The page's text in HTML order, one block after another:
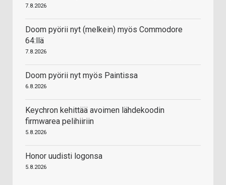
7.8.2026
Doom pyörii nyt (melkein) myös Commodore
64:llä
7.8.2026
Doom pyörii nyt myös Paintissa
6.8.2026
Keychron kehittää avoimen lähdekoodin
firmwarea pelihiiriin
5.8.2026
Honor uudisti logonsa
5.8.2026